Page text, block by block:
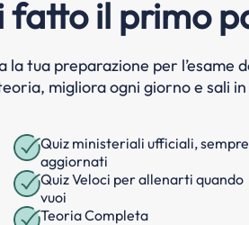
fatto il primo
la tua preparazione per l’esame
migliora ogni giorno e sali
Quiz ministeriali ufficiali, sempre
aggiornati
Quiz Veloci per allenarti quando
vuoi
Teoria Completa